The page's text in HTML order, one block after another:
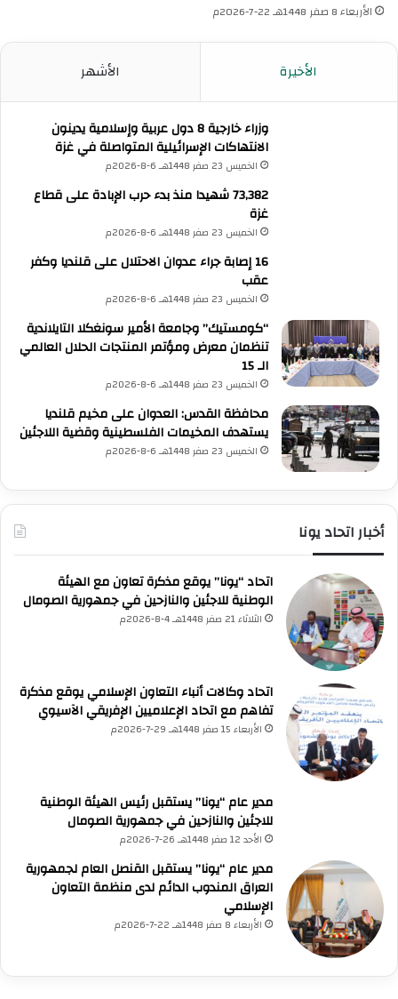
الأربعاء 8 صفر 1448هـ 22-7-2026م
الأخيرة الأشهر
وزراء خارجية 8 دول عربية وإسلامية يدينون
الانتهاكات الإسرائيلية المتواصلة في غزة
الخميس 23 صفر 1448هـ 6-8-2026م
73,382 شهيدا منذ بدء حرب الإبادة على قطاع
غزة
الخميس 23 صفر 1448هـ 6-8-2026م
16 إصابة جراء عدوان الاحتلال على قلنديا وكفر
عقب
الخميس 23 صفر 1448هـ 6-8-2026م
“كومستيك” وجامعة الأمير سونغكلا التايلاندية
تنظمان معرض ومؤتمر المنتجات الحلال العالمي
الـ 15
الخميس 23 صفر 1448هـ 6-8-2026م
محافظة القدس: العدوان على مخيم قلنديا
يستهدف المخيمات الفلسطينية وقضية اللاجئين
الخميس 23 صفر 1448هـ 6-8-2026م
أخبار اتحاد يونا
اتحاد “يونا” يوقع مذكرة تعاون مع الهيئة
الوطنية للاجئين والنازحين في جمهورية الصومال
الثلاثاء 21 صفر 1448هـ 4-8-2026م
اتحاد وكالات أنباء التعاون الإسلامي يوقع مذكرة
تفاهم مع اتحاد الإعلاميين الإفريقي الآسيوي
الأربعاء 15 صفر 1448هـ 29-7-2026م
مدير عام “يونا” يستقبل رئيس الهيئة الوطنية
للاجئين والنازحين في جمهورية الصومال
الأحد 12 صفر 1448هـ 26-7-2026م
مدير عام “يونا” يستقبل القنصل العام لجمهورية
العراق المندوب الدائم لدى منظمة التعاون
الإسلامي
الأربعاء 8 صفر 1448هـ 22-7-2026م
UNA Chatbot
مرحباً بك! 👋